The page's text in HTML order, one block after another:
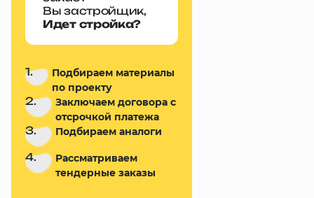
Вы застройщик,
Идет стройка?
1.
Подбираем материалы
по проекту
2.
Заключаем договора с
отсрочкой платежа
3. Подбираем аналоги
4.
Рассматриваем
тендерные заказы